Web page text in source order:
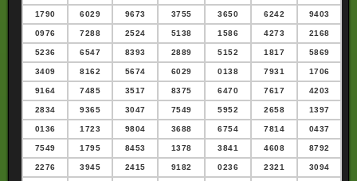
1790 6029 9673 3755 3650 6242 9403
0976 7288 2524 5138 1586 4273 2168
5236 6547 8393 2889 5152 1817 5869
3409 8162 5674 6029 0138 7931 1706
9164 7485 3517 8375 6470 7617 4203
2834 9365 3047 7549 5952 2658 1397
0136 1723 9804 3688 6754 7814 0437
7549 1795 8453 1378 3841 4608 8792
2276 3945 2415 9182 0236 2321 3094